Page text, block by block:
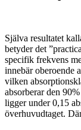
Själva resultatet
betyder det
specifik frekvens
innebär oberoende
vilken
absorberar den
ligger under 0,15
överhuvudtaget.